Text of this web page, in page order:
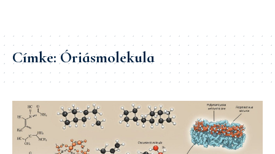
Címke:Óriásmolekula